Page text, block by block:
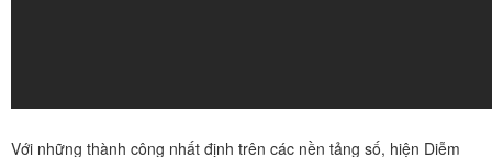
Với những thành công nhất định trên các nền tảng số, hiện Diễm